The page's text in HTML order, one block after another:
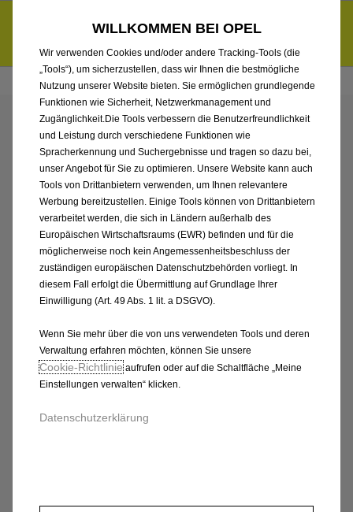
6.000 € staatliche Förderungsprämie für E-Autos und Plug-in-
Hybride. Mehr erfahren >>
ENTDECKEN SIE ALLE
ASTRA SPORTS TOURER
NEUWAGEN VON
AUTOHAUS SIEBER
GMBH, LANDSHUT
WILLKOMMEN BEI OPEL
Wir verwenden Cookies und/oder andere Tracking-Tools (die
„Tools“), um sicherzustellen, dass wir Ihnen die bestmögliche
Nutzung unserer Website bieten. Sie ermöglichen grundlegende
Funktionen wie Sicherheit, Netzwerkmanagement und
Zugänglichkeit.Die Tools verbessern die Benutzerfreundlichkeit
und Leistung durch verschiedene Funktionen wie
Spracherkennung und Suchergebnisse und tragen so dazu bei,
unser Angebot für Sie zu optimieren. Unsere Website kann auch
Tools von Drittanbietern verwenden, um Ihnen relevantere
Werbung bereitzustellen. Einige Tools können von Drittanbietern
verarbeitet werden, die sich in Ländern außerhalb des
Europäischen Wirtschaftsraums (EWR) befinden und für die
möglicherweise noch kein Angemessenheitsbeschluss der
zuständigen europäischen Datenschutzbehörden vorliegt. In
diesem Fall erfolgt die Übermittlung auf Grundlage Ihrer
Einwilligung (Art. 49 Abs. 1 lit. a DSGVO).
Wenn Sie mehr über die von uns verwendeten Tools und deren
Verwaltung erfahren möchten, können Sie unsere
Cookie‑Richtlinieaufrufen oder auf die Schaltfläche „Meine
Einstellungen verwalten“ klicken.
Datenschutzerklärung